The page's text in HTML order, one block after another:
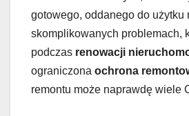
gotowego, oddanego do użytku
skomplikowanych problemach,
podczas renowacji
ograniczona ochrona
remontu może naprawdę wiele